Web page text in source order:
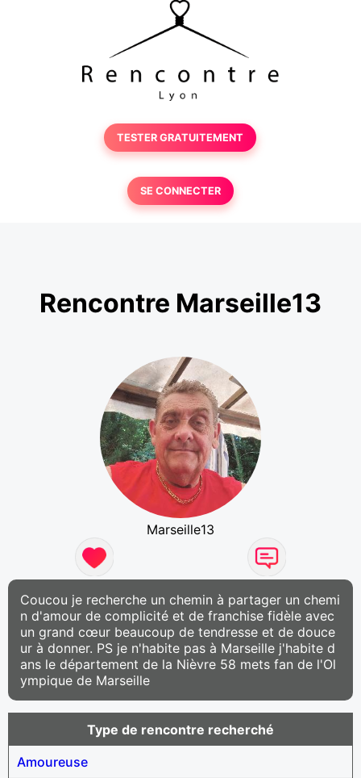
TESTER GRATUITEMENT
SE CONNECTER
Rencontre Marseille13
Marseille13
Coucou je recherche un chemin à partager un chemi
n d'amour de complicité et de franchise fidèle avec
un grand cœur beaucoup de tendresse et de douce
ur à donner. PS je n'habite pas à Marseille j'habite d
ans le département de la Nièvre 58 mets fan de l'Ol
ympique de Marseille
Type de rencontre recherché
Amoureuse